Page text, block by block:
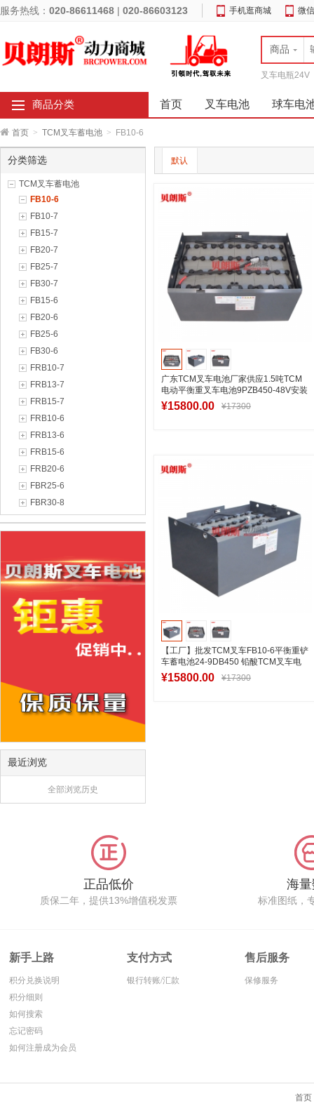
服务热线： 020-86611468 | 020-86603123 手机逛商城 微
商品
叉车电瓶24V
商品分类 首页 叉车电池 球车电
首页 > TCM叉车蓄电池 > FB10-6
分类筛选
TCM叉车蓄电池
FB10-6
FB10-7
FB15-7
FB20-7
FB25-7
FB30-7
FB15-6
FB20-6
FB25-6
FB30-6
FRB10-7
FRB13-7
FRB15-7
FRB10-6
FRB13-6
FRB15-6
FRB20-6
FBR25-6
FBR30-8
最近浏览
全部浏览历史
默认
广东TCM叉车电池厂家供应1.5吨TCM
电动平衡重叉车电池9PZB450-48V安装
图
¥15800.00 ¥17300
【工厂】批发TCM叉车FB10-6平衡重铲
车蓄电池24-9DB450 铅酸TCM叉车电
瓶定制工厂
¥15800.00 ¥17300
正品低价
质保二年，提供13%增值税发票
海
标准图纸，
新手上路
积分兑换说明
积分细则
如何搜索
忘记密码
如何注册成为会员
支付方式
银行转账/汇款
售后服务
保修服务
首页